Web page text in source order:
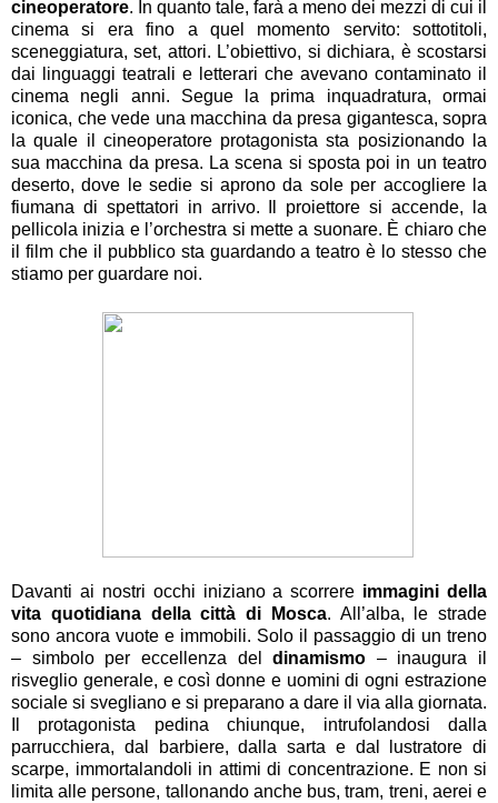
cineoperatore. In quanto tale, farà a meno dei mezzi di cui il
cinema si era fino a quel momento servito: sottotitoli,
sceneggiatura, set, attori. L’obiettivo, si dichiara, è scostarsi
dai linguaggi teatrali e letterari che avevano contaminato il
cinema negli anni. Segue la prima inquadratura, ormai
iconica, che vede una macchina da presa gigantesca, sopra
la quale il cineoperatore protagonista sta posizionando la
sua macchina da presa. La scena si sposta poi in un teatro
deserto, dove le sedie si aprono da sole per accogliere la
fiumana di spettatori in arrivo. Il proiettore si accende, la
pellicola inizia e l’orchestra si mette a suonare. È chiaro che
il film che il pubblico sta guardando a teatro è lo stesso che
stiamo per guardare noi.
Davanti ai nostri occhi iniziano a scorrere immagini della
vita quotidiana della città di Mosca. All’alba, le strade
sono ancora vuote e immobili. Solo il passaggio di un treno
– simbolo per eccellenza deldinamismo – inaugura il
risveglio generale, e così donne e uomini di ogni estrazione
sociale si svegliano e si preparano a dare il via alla giornata.
Il protagonista pedina chiunque, intrufolandosi dalla
parrucchiera, dal barbiere, dalla sarta e dal lustratore di
scarpe, immortalandoli in attimi di concentrazione. E non si
limita alle persone, tallonando anche bus, tram, treni, aerei e